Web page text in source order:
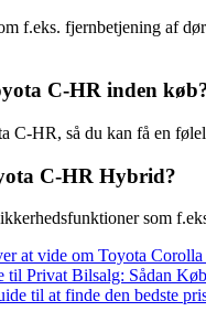
f.eks. fjernbetjening af
C-HR inden
C-HR, så du kan få en
C-HR Hybrid?
som
at vide om Toyota
til Privat Bilsalg: Sådan
til at finde den bedste